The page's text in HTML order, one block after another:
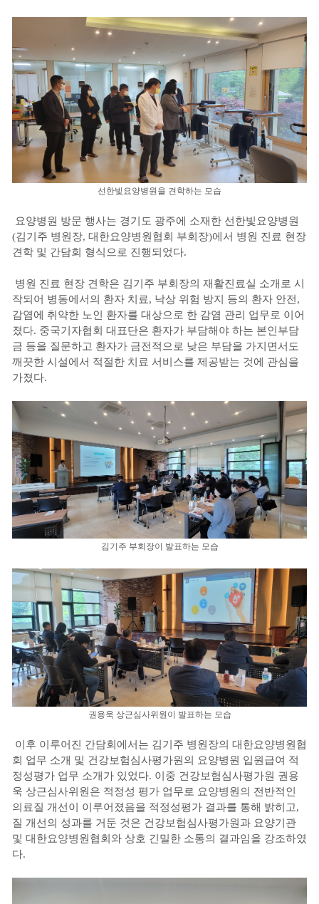
선한빛요양병원을 견학하는 모습
요양병원 방문 행사는 경기도 광주에 소재한 선한빛요양병원
(김기주 병원장, 대한요양병원협회 부회장)에서 병원 진료 현장
견학 및 간담회 형식으로 진행되었다.
병원 진료 현장 견학은 김기주 부회장의 재활진료실 소개로 시
작되어 병동에서의 환자 치료, 낙상 위험 방지 등의 환자 안전,
감염에 취약한 노인 환자를 대상으로 한 감염 관리 업무로 이어
졌다. 중국기자협회 대표단은 환자가 부담해야 하는 본인부담
금 등을 질문하고 환자가 금전적으로 낮은 부담을 가지면서도
깨끗한 시설에서 적절한 치료 서비스를 제공받는 것에 관심을
가졌다.
김기주 부회장이 발표하는 모습
권용욱 상근심사위원이 발표하는 모습
이후 이루어진 간담회에서는 김기주 병원장의 대한요양병원협
회 업무 소개 및 건강보험심사평가원의 요양병원 입원급여 적
정성평가 업무 소개가 있었다. 이중 건강보험심사평가원 권용
욱 상근심사위원은 적정성 평가 업무로 요양병원의 전반적인
의료질 개선이 이루어졌음을 적정성평가 결과를 통해 밝히고,
질 개선의 성과를 거둔 것은 건강보험심사평가원과 요양기관
및 대한요양병원협회와 상호 긴밀한 소통의 결과임을 강조하였
다.